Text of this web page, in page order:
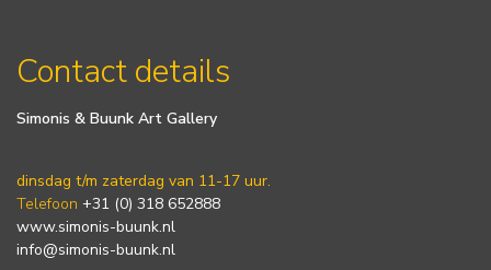
Contact details
Simonis & Buunk Art Gallery
dinsdag t/m zaterdag van 11-17 uur.
Telefoon +31 (0) 318 652888
www.simonis-buunk.nl
info@simonis-buunk.nl